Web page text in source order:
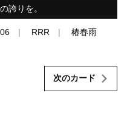
誇りを。
RRR 椿春雨
次のカード